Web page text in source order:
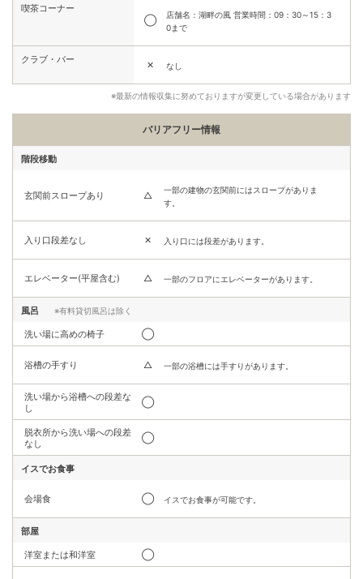
喫茶コーナー
◯
店舗名：湖畔の風 営業時間：09：30～15：3
0まで
クラブ・バー
✕ なし
※最新の情報収集に努めておりますが変更している場合があります
バリアフリー情報
階段移動
玄関前スロープあり △
一部の建物の玄関前にはスロープがありま
す。
入り口段差なし ✕ 入り口には段差があります。
エレベーター(平屋含む) △ 一部のフロアにエレベーターがあります。
風呂 ※有料貸切風呂は除く
洗い場に高めの椅子 ◯
浴槽の手すり △ 一部の浴槽には手すりがあります。
洗い場から浴槽への段差な
し
◯
脱衣所から洗い場への段差
なし
◯
イスでお食事
会場食 ◯ イスでお食事が可能です。
部屋
洋室または和洋室 ◯